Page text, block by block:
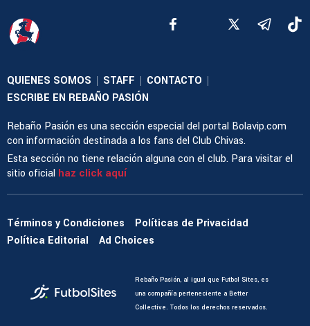
QUIENES SOMOS | STAFF | CONTACTO |
ESCRIBE EN REBAÑO PASIÓN
Rebaño Pasión es una sección especial del portal Bolavip.com
con información destinada a los fans del Club Chivas.
Esta sección no tiene relación alguna con el club. Para visitar el
sitio oficial haz click aquí
Términos y Condiciones
Políticas de Privacidad
Política Editorial
Ad Choices
Rebaño Pasión, al igual que Futbol Sites, es
una compañía perteneciente a Better
Collective. Todos los derechos reservados.